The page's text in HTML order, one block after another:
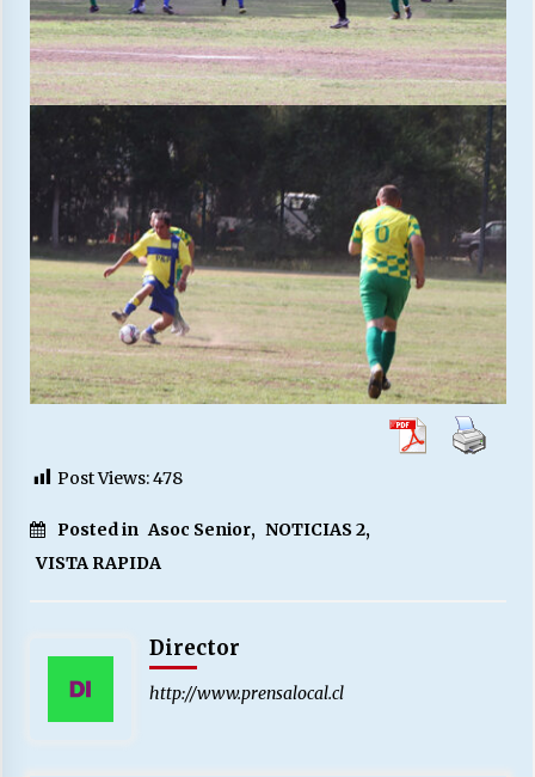
Post Views:478
Posted in Asoc Senior, NOTICIAS 2,
VISTA RAPIDA
Director
http://www.prensalocal.cl